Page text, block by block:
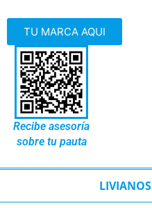
TU MARCA AQUI
Recibe asesoría
sobre tu pauta
LIVIANOS